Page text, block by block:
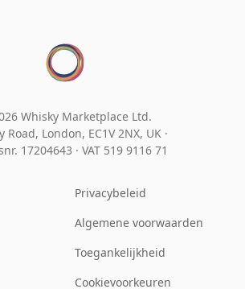
Whisky Marketplace Ltd.
Road, London, EC1V 2NX, UK ·
17204643 · VAT 519 9116 71
Privacybeleid
Algemene voorwaarden
Toegankelijkheid
Cookievoorkeuren